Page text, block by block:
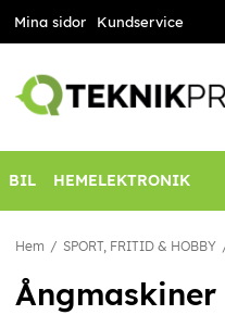
Mina sidor Kundservice
BIL HEMELEKTRONIK
Hem SPORT, FRITID & HOBBY
Ångmaskiner